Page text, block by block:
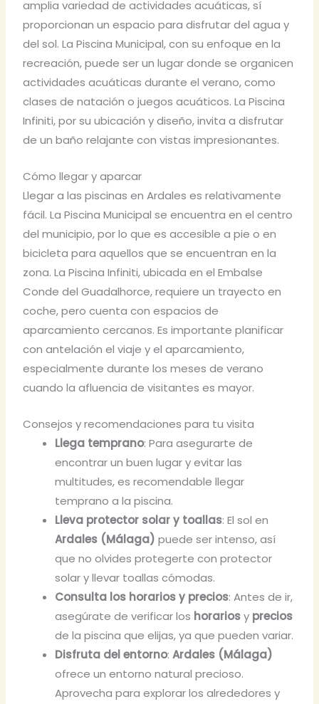
amplia variedad de actividades acuáticas, sí
proporcionan un espacio para disfrutar del agua y
del sol. La Piscina Municipal, con su enfoque en la
recreación, puede ser un lugar donde se organicen
actividades acuáticas durante el verano, como
clases de natación o juegos acuáticos. La Piscina
Infiniti, por su ubicación y diseño, invita a disfrutar
de un baño relajante con vistas impresionantes.
Cómo llegar y aparcar
Llegar a las piscinas en Ardales es relativamente
fácil. La Piscina Municipal se encuentra en el centro
del municipio, por lo que es accesible a pie o en
bicicleta para aquellos que se encuentran en la
zona. La Piscina Infiniti, ubicada en el Embalse
Conde del Guadalhorce, requiere un trayecto en
coche, pero cuenta con espacios de
aparcamiento cercanos. Es importante planificar
con antelación el viaje y el aparcamiento,
especialmente durante los meses de verano
cuando la afluencia de visitantes es mayor.
Consejos y recomendaciones para tu visita
Llega temprano: Para asegurarte de
encontrar un buen lugar y evitar las
multitudes, es recomendable llegar
temprano a la piscina.
Lleva protector solar y toallas: El sol en
Ardales (Málaga) puede ser intenso, así
que no olvides protegerte con protector
solar y llevar toallas cómodas.
Consulta los horarios y precios: Antes de ir,
asegúrate de verificar los horariosy precios
de la piscina que elijas, ya que pueden variar.
Disfruta del entorno:Ardales (Málaga)
ofrece un entorno natural precioso.
Aprovecha para explorar los alrededores y